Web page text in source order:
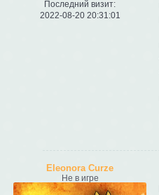
Последний визит:
2022-08-20 20:31:01
Eleonora Curze
Не в игре